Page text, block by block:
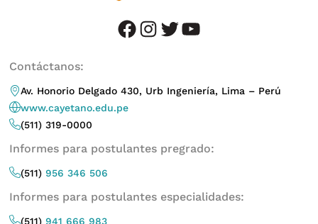
facebook instagram twitter youtube
Contáctanos:
Av. Honorio Delgado 430, Urb Ingeniería, Lima – Perú
www.cayetano.edu.pe
(511) 319-0000
Informes para postulantes pregrado:
(511)956 346 506
Informes para postulantes especialidades:
(511)941 666 983